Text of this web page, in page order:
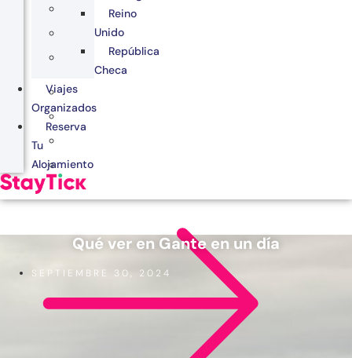
Reino
Unido
República
Checa
Viajes
Organizados
Reserva
Tu
Alojamiento
Qué ver en Gante en un día
SEPTIEMBRE 30, 2024